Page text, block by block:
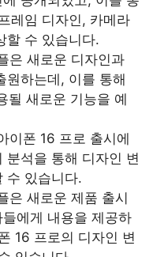
레임 디자인, 카메라
할 수 있습니다.
은 새로운 디자인과
원하는데, 이를 통해
될 새로운 기능을 예
이폰 16 프로 출시에
분석을 통해 디자인 변
수 있습니다.
은 새로운 제품 출시
에게 내용을 제공하
16 프로의 디자인 변